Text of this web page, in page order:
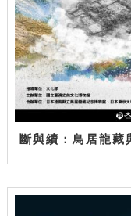
斷與續：鳥居龍藏